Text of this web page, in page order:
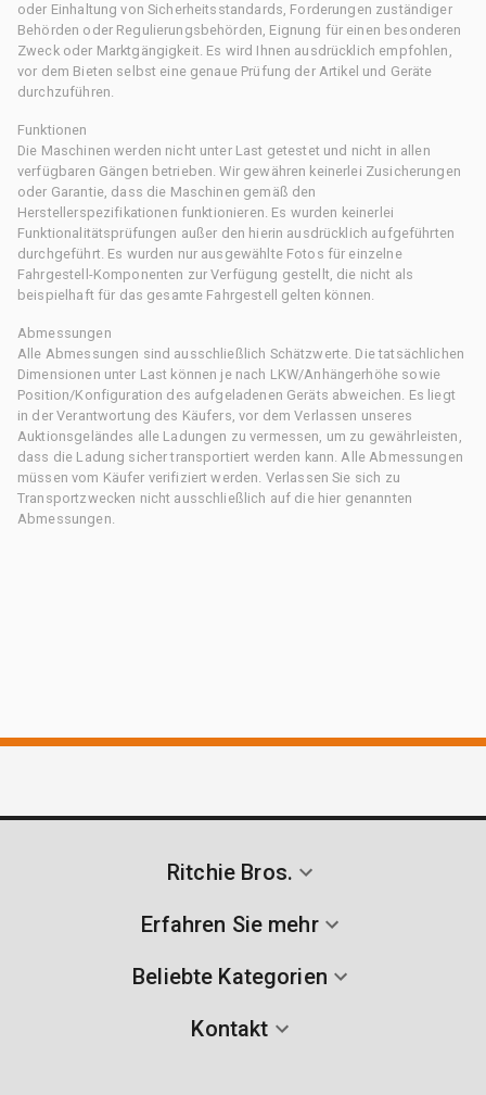
oder Einhaltung von Sicherheitsstandards, Forderungen zuständiger
Behörden oder Regulierungsbehörden, Eignung für einen besonderen
Zweck oder Marktgängigkeit. Es wird Ihnen ausdrücklich empfohlen,
vor dem Bieten selbst eine genaue Prüfung der Artikel und Geräte
durchzuführen.
Funktionen
Die Maschinen werden nicht unter Last getestet und nicht in allen
verfügbaren Gängen betrieben. Wir gewähren keinerlei Zusicherungen
oder Garantie, dass die Maschinen gemäß den
Herstellerspezifikationen funktionieren. Es wurden keinerlei
Funktionalitätsprüfungen außer den hierin ausdrücklich aufgeführten
durchgeführt. Es wurden nur ausgewählte Fotos für einzelne
Fahrgestell-Komponenten zur Verfügung gestellt, die nicht als
beispielhaft für das gesamte Fahrgestell gelten können.
Abmessungen
Alle Abmessungen sind ausschließlich Schätzwerte. Die tatsächlichen
Dimensionen unter Last können je nach LKW/Anhängerhöhe sowie
Position/Konfiguration des aufgeladenen Geräts abweichen. Es liegt
in der Verantwortung des Käufers, vor dem Verlassen unseres
Auktionsgeländes alle Ladungen zu vermessen, um zu gewährleisten,
dass die Ladung sicher transportiert werden kann. Alle Abmessungen
müssen vom Käufer verifiziert werden. Verlassen Sie sich zu
Transportzwecken nicht ausschließlich auf die hier genannten
Abmessungen.
Ritchie Bros.
Erfahren Sie mehr
Beliebte Kategorien
Kontakt